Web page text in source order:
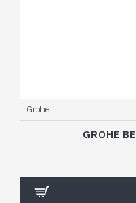
Grohe
GROHE